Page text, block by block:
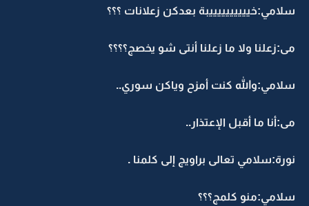
سلامي:خييييييييييبة بعدكن زعلانات ؟؟؟
مى:زعلنا ولا ما زعلنا أنتى شو يخصج؟؟؟؟
سلامي:والله كنت أمزح وياكن سوري..
مى:أنا ما أقبل الإعتذار..
نورة:سلامي تعالى براويج إلى كلمنا .
سلامي:منو كلمج؟؟؟